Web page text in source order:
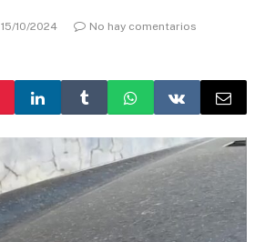
15/10/2024
No hay comentarios